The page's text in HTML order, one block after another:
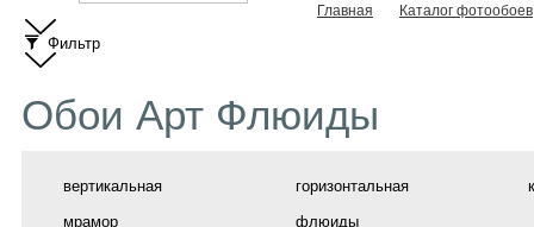
Главная Каталог фотообоев
Фильтр
Обои Арт Флюиды
вертикальная горизонтальная
мрамор
флюиды